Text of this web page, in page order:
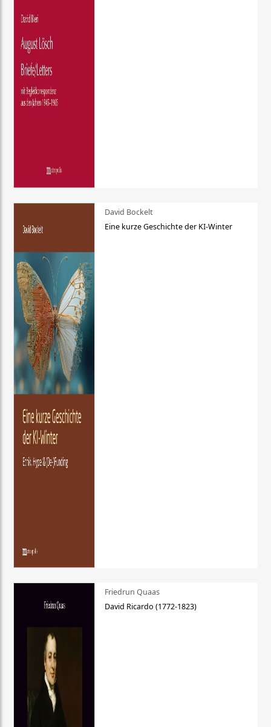
David Bockelt
Eine kurze Geschichte der KI-Winter
Friedrun Quaas
David Ricardo (1772-1823)